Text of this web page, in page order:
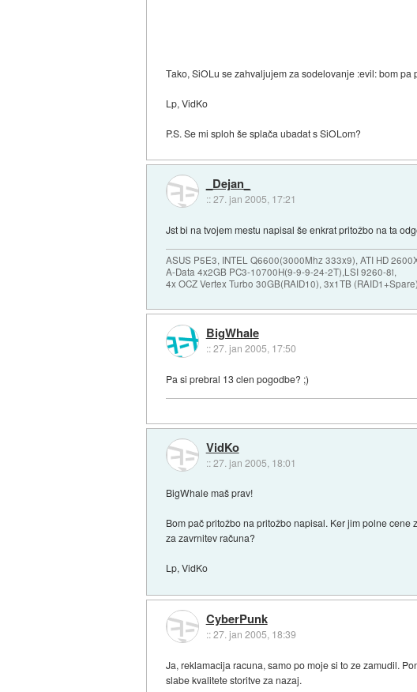
Tako, SiOLu se zahvaljujem za sodelovanje :evil: bom
Lp, VidKo
P.S. Se mi sploh še splača ubadat s SiOLom?
_Dejan_
::27. jan 2005, 17:21
Jst bi na tvojem mestu napisal še enkrat pritožbo na ta
ASUS P5E3, INTEL Q6600(3000Mhz 333x9), ATI HD
A-Data 4x2GB PC3-10700H(9-9-9-24-2T),LSI 9260-8i,
4x OCZ Vertex Turbo 30GB(RAID10), 3x1TB (RAID1+Spare)
BigWhale
::27. jan 2005, 17:50
Pa si prebral 13 clen pogodbe? ;)
VidKo
::27. jan 2005, 18:01
BigWhale maš prav!
Bom pač pritožbo na pritožbo napisal. Ker jim polne
za zavrnitev računa?
Lp, VidKo
CyberPunk
::27. jan 2005, 18:39
Ja, reklamacija racuna, samo po moje si to ze zamudil.
slabe kvalitete storitve za nazaj.